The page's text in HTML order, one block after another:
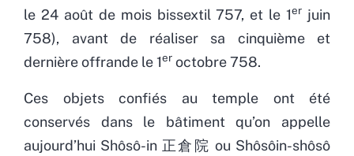
le 24 août de mois bissextil 757, et le 1er juin
758), avant de réaliser sa cinquième et
dernière offrande le 1er octobre 758.
Ces
objets confiés au temple ont été
conservés dans le bâtiment qu’on appelle
aujourd’hui Shôsô-in 正倉院 ou Shôsôin-shôsô